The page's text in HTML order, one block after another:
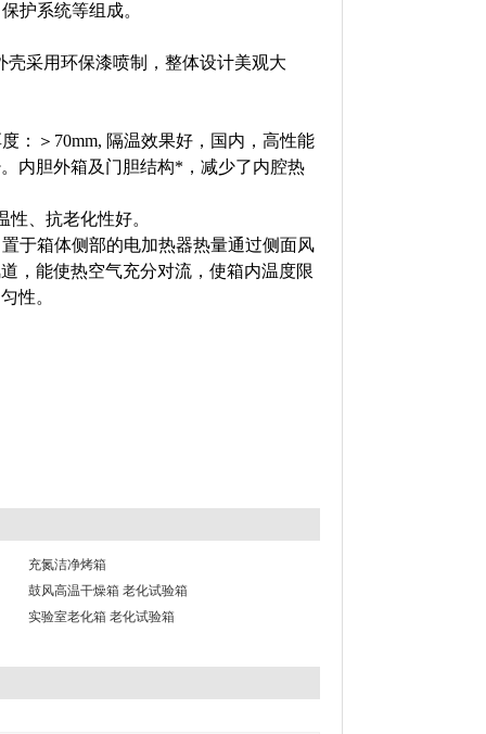
护系统等组成。
壳采用环保漆喷制，整体设计美观大
：＞70mm, 隔温效果好，国内，高性能
内胆外箱及门胆结构*，减少了内腔热
、抗老化性好。
于箱体侧部的电加热器热量通过侧面风
，能使热空气充分对流，使箱内温度限
性。
充氮洁净烤箱
鼓风高温干燥箱 老化试验箱
实验室老化箱 老化试验箱